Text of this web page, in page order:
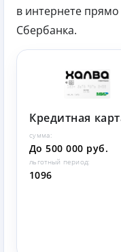
в интернете
Сбербанка.
Кредитная
сумма:
До 500 000 руб.
льготный период:
1096